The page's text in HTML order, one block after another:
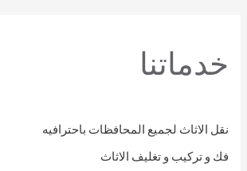
خدماتنا
نقل الاثاث لجميع المحافظات باحترافيه
فك و تركيب و تغليف الاثاث